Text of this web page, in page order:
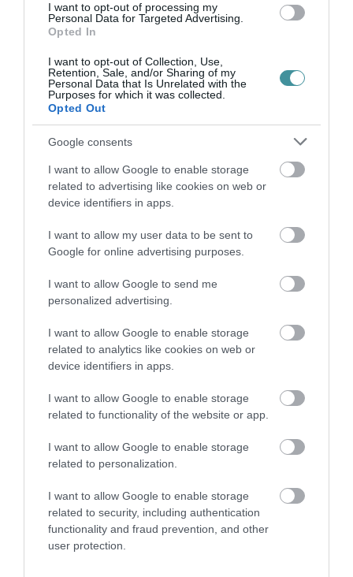
I want to opt-out of processing my
Personal Data for Targeted Advertising.
Opted In
I want to opt-out of Collection, Use,
Retention, Sale, and/or Sharing of my
Personal Data that Is Unrelated with the
Purposes for which it was collected.
Opted Out
Google consents
I want to allow Google to enable storage
related to advertising like cookies on web or
device identifiers in apps.
I want to allow my user data to be sent to
Google for online advertising purposes.
I want to allow Google to send me
personalized advertising.
I want to allow Google to enable storage
related to analytics like cookies on web or
device identifiers in apps.
I want to allow Google to enable storage
related to functionality of the website or app.
I want to allow Google to enable storage
related to personalization.
I want to allow Google to enable storage
related to security, including authentication
functionality and fraud prevention, and other
user protection.
Természetesen ezt a támogatást sem veheti
minden munkaadó igénybe, hiszen mint
bármilyen más, európai uniós forrásból
finanszírozott pályázat esetén, bizonyos
ágazatok ki vannak zárva. Ugyanígy nem
igényelhetik a támogatást a „nehéz helyzetben
lévő” vállalkozások (melynek egzakt
definícióját jogszabály határozza meg), a
frissen alakult cégek, a korábban bírsággal
sújtott, vagy köztartozással rendelkező
vállalkozások, stb. Azok a cégek sem
nyújthatnak be kérelmet, melyek már
valamilyen más, állami támogatást kaptak a
munkavállalók foglalkoztatásához, ilyen lehet a
foglalkoztatás-bővítő bértámogatás, a
munkahelyteremtés, a vagy a
munkahelymegőrzés támogatása. Ez teljesen
logikus döntés, hiszen a szóban forgó
esetekben a dolgozókra a munkaadó amúgy is
foglalkoztatási kötelezettséget vállal. A
csökkentett munkaidős foglalkoztatás
támogatása maximum három hónapra
kérhető, melynek során a dolgozók
munkaviszonya rendes felmondással nem